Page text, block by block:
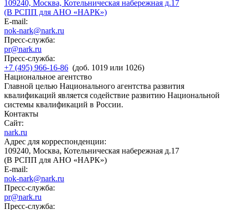
109240, Москва, Котельническая набережная д.17
(В РСПП для АНО «НАРК»)
E-mail:
nok-nark@nark.ru
Пресс-служба:
pr@nark.ru
Пресс-служба:
+7 (495) 966-16-86 (доб. 1019 или 1026)
Национальное агентство
Главной целью Национального агентства развития
квалификаций является содействие развитию Национальной
системы квалификаций в России.
Контакты
Сайт:
nark.ru
Адрес для корреспонденции:
109240, Москва, Котельническая набережная д.17
(В РСПП для АНО «НАРК»)
E-mail:
nok-nark@nark.ru
Пресс-служба:
pr@nark.ru
Пресс-служба: